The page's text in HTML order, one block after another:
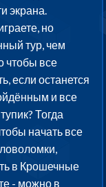
экрана.
но
тур, чем
чтобы все
если останется
и все
Тогда
начать все
в Крошечные
- можно в